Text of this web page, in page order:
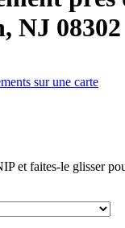
NJ 08302
sur une carte
et faites-le glisser